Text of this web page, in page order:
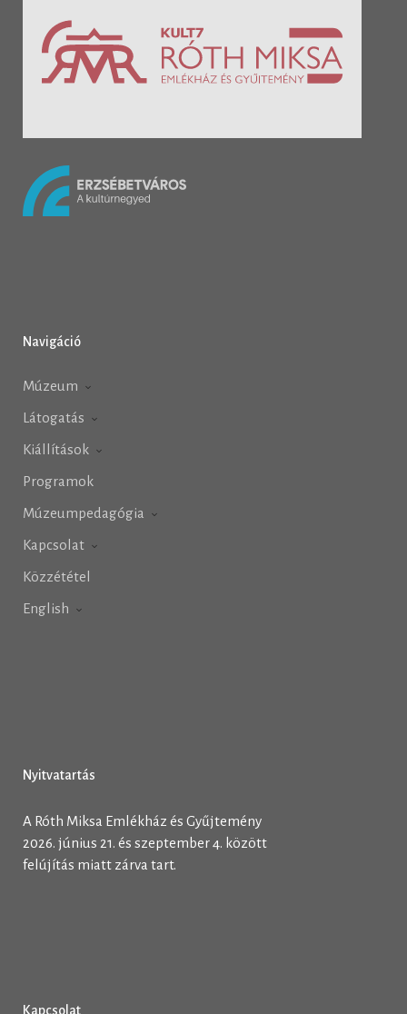
Navigáció
Múzeum
Látogatás
Kiállítások
Programok
Múzeumpedagógia
Kapcsolat
Közzététel
English
Nyitvatartás
A Róth Miksa Emlékház és Gyűjtemény
2026. június 21. és szeptember 4. között
felújítás miatt zárva tart.
Kapcsolat